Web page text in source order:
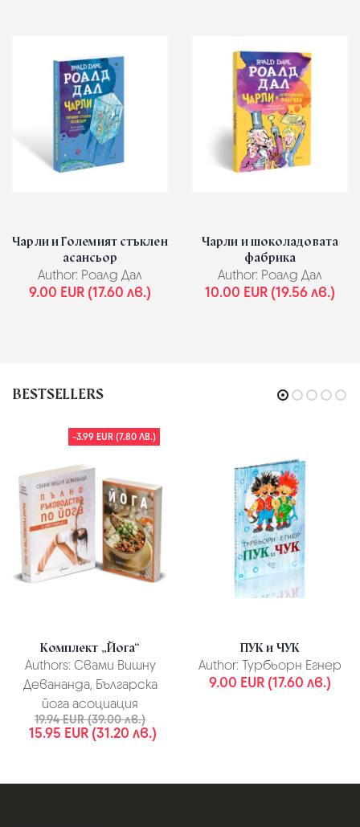
Чарли и Големият стъклен
асансьор
Author: Роалд Дал
9.00 EUR (17.60 лв.)
Чарли и шоколадовата
фабрика
Author: Роалд Дал
10.00 EUR (19.56 лв.)
BESTSELLERS
-3.99 EUR (7.80 ЛВ.)
Комплект „Йога“
Authors: Свами Вишну
Девананда, Българска
йога асоциация
19.94 EUR (39.00 лв.)
15.95 EUR (31.20 лв.)
ПУК и ЧУК
Author: Турбьорн Егнер
9.00 EUR (17.60 лв.)